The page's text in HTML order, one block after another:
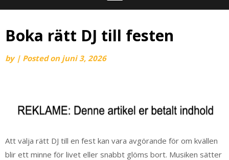
Boka rätt DJ till festen
by | Posted on juni 3, 2026
Att välja rätt DJ till en fest kan vara avgörande för om kvällen
blir ett minne för livet eller snabbt glöms bort. Musiken sätter